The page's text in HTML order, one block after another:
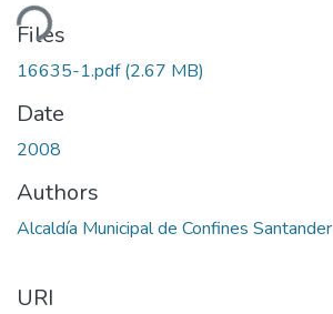
Files
16635-1.pdf(2.67 MB)
Date
2008
Authors
Alcaldía Municipal de Confines Santander
URI